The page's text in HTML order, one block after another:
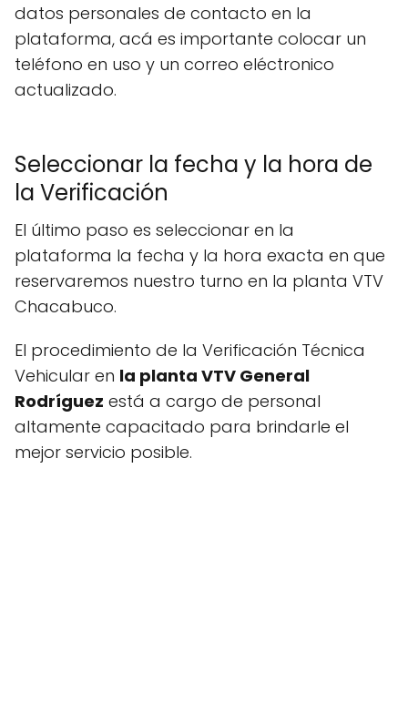
datos personales de contacto en la
plataforma, acá es importante colocar un
teléfono en uso y un correo eléctronico
actualizado.
Seleccionar la fecha y la hora de
la Verificación
El último paso es seleccionar en la
plataforma la fecha y la hora exacta en que
reservaremos nuestro turno en la planta VTV
Chacabuco.
El procedimiento de la Verificación Técnica
Vehicular en la planta VTV General
Rodríguez está a cargo de personal
altamente capacitado para brindarle el
mejor servicio posible.